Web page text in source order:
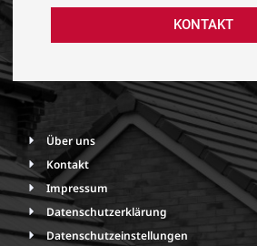
KONTAKT
Über uns
Kontakt
Impressum
Datenschutzerklärung
Datenschutzeinstellungen